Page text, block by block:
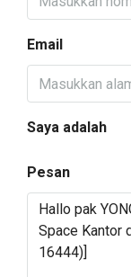
Email
Saya adalah
Pesan